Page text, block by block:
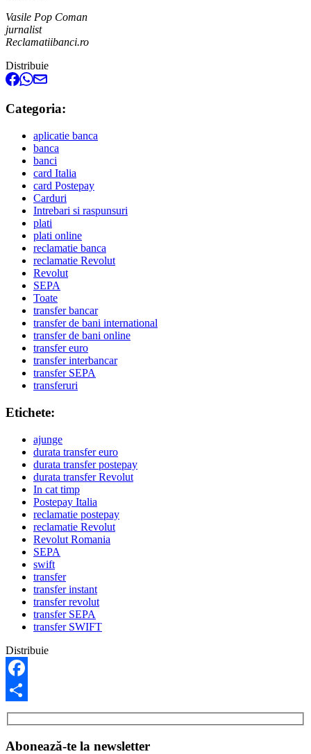
Vasile Pop Coman
jurnalist
Reclamatiibanci.ro
Distribuie
Categoria:
aplicatie banca
banca
banci
card Italia
card Postepay
Carduri
Intrebari si raspunsuri
plati
plati online
reclamatie banca
reclamatie Revolut
Revolut
SEPA
Toate
transfer bancar
transfer de bani international
transfer de bani online
transfer euro
transfer interbancar
transfer SEPA
transferuri
Etichete:
ajunge
durata transfer euro
durata transfer postepay
durata transfer Revolut
In cat timp
Postepay Italia
reclamatie postepay
reclamatie Revolut
Revolut Romania
SEPA
swift
transfer
transfer instant
transfer revolut
transfer SEPA
transfer SWIFT
Distribuie
Facebook
Share
Abonează-te la newsletter